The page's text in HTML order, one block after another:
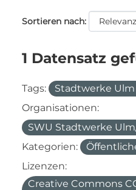
Sortieren nach
1 Datensatz
Tags: Stadtwerke Ulm
Organisationen:
SWU Stadtwerke
Kategorien:
Lizenzen:
Creative Commons